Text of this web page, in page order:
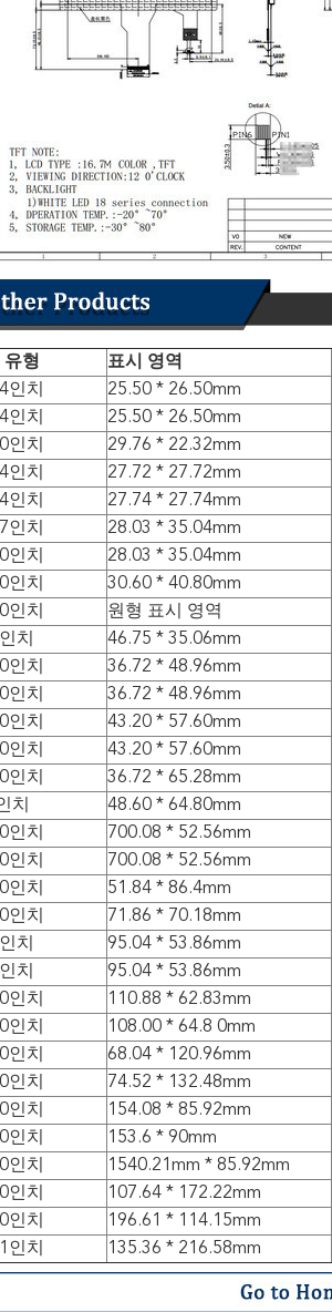
유형 표시 영역
인치
25.50 * 26.50mm
인치
25.50 * 26.50mm
인치
29.76 * 22.32mm
인치
27.72 * 27.72mm
인치
27.74 * 27.74mm
인치
28.03 * 35.04mm
인치
28.03 * 35.04mm
인치
30.60 * 40.80mm
인치
원형 표시 영역
치
46.75 * 35.06mm
인치
36.72 * 48.96mm
인치
36.72 * 48.96mm
인치
43.20 * 57.60mm
인치
43.20 * 57.60mm
인치
36.72 * 65.28mm
치
48.60 * 64.80mm
인치
700.08 * 52.56mm
인치
700.08 * 52.56mm
인치
51.84 * 86.4mm
인치
71.86 * 70.18mm
치
95.04 * 53.86mm
치
95.04 * 53.86mm
인치
110.88 * 62.83mm
인치
108.00 * 64.8 0mm
인치
68.04 * 120.96mm
인치
74.52 * 132.48mm
인치
154.08 * 85.92mm
인치
153.6 * 90mm
인치
1540.21mm * 85.92mm
인치
107.64 * 172.22mm
인치
196.61 * 114.15mm
인치
135.36 * 216.58mm